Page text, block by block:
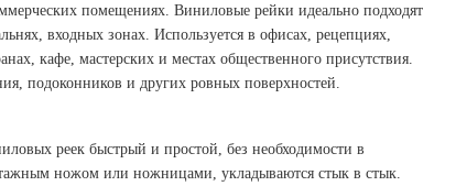
помещениях. Виниловые рейки идеально подходят
входных зонах. Используется в офисах, рецепциях,
кафе, мастерских и местах общественного присутствия.
подоконников и других ровных поверхностей.
реек быстрый и простой, без необходимости в
ножом или ножницами, укладываются стык в стык.